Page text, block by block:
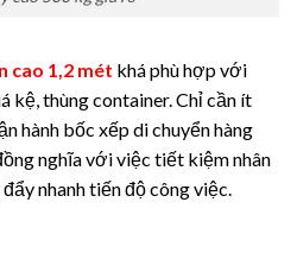
cao 1,2 mét khá phù hợp với
kệ, thùng container. Chỉ cần ít
hành bốc xếp di chuyển hàng
nghĩa với việc tiết kiệm nhân
nhanh tiến độ công việc.